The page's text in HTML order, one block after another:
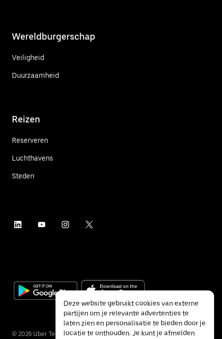
Wereldburgerschap
Veiligheid
Duurzaamheid
Reizen
Reserveren
Luchthavens
Steden
© 2026 Uber Technologies Inc.
Deze website gebruikt cookies van externe
partijen om je relevante advertenties te
laten zien en personalisatie te bieden door je
locatie te onthouden. Je kunt je afmelden